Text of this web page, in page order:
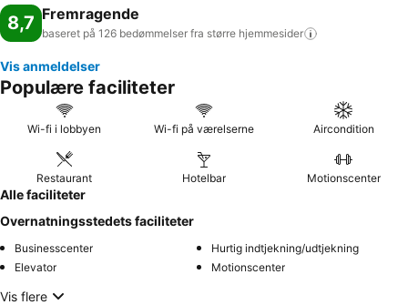
8,7 Fremragende
baseret på 126 bedømmelser fra større hjemmesider
Vis anmeldelser
Populære faciliteter
Wi-fi i lobbyen Wi-fi på værelserne Aircondition
Restaurant Hotelbar Motionscenter
Alle faciliteter
Overnatningsstedets faciliteter
Businesscenter
Hurtig indtjekning/udtjekning
Elevator
Motionscenter
Vis flere